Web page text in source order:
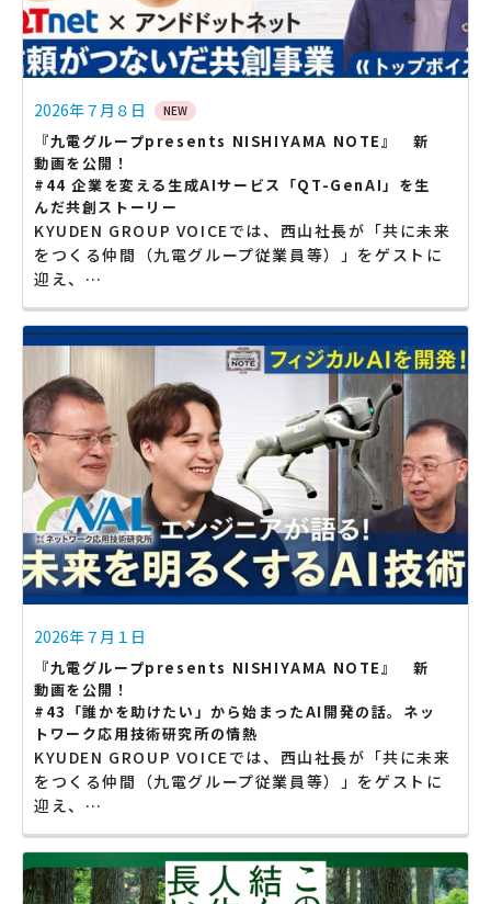
2026年７月８日 NEW
『九電グループpresents NISHIYAMA NOTE』 新
動画を公開！
#44 企業を変える生成AIサービス「QT-GenAI」を生
んだ共創ストーリー
KYUDEN GROUP VOICEでは、西山社長が「共に未来
をつくる仲間（九電グループ従業員等）」をゲストに
迎え、…
2026年７月１日
『九電グループpresents NISHIYAMA NOTE』 新
動画を公開！
#43「誰かを助けたい」から始まったAI開発の話。ネッ
トワーク応用技術研究所の情熱
KYUDEN GROUP VOICEでは、西山社長が「共に未来
をつくる仲間（九電グループ従業員等）」をゲストに
迎え、…